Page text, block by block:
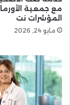
مع جمعية
المؤشرات نت
مايو 24, 2026